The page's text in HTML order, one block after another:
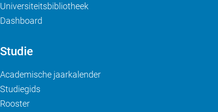
Universiteitsbibliotheek
Dashboard
Studie
Academische jaarkalender
Studiegids
Rooster